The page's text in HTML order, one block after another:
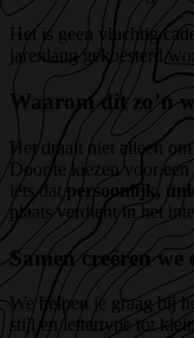
Het is geen vluchtig
jarenlang gekoesterd
Waarom dit zo’n
Het draait niet alleen
Door te kiezen voor
iets dat persoonlijk,
plaats verdient in het
Samen creëren
We helpen je graag bij
stijl en lettertype tot